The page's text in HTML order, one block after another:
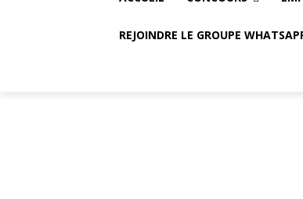
REJOINDRE LE GROUPE